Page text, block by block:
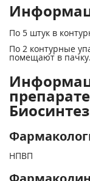
По 5 штук в
По 2 контурные
помещают в пачку.
Биосинтез
НПВП